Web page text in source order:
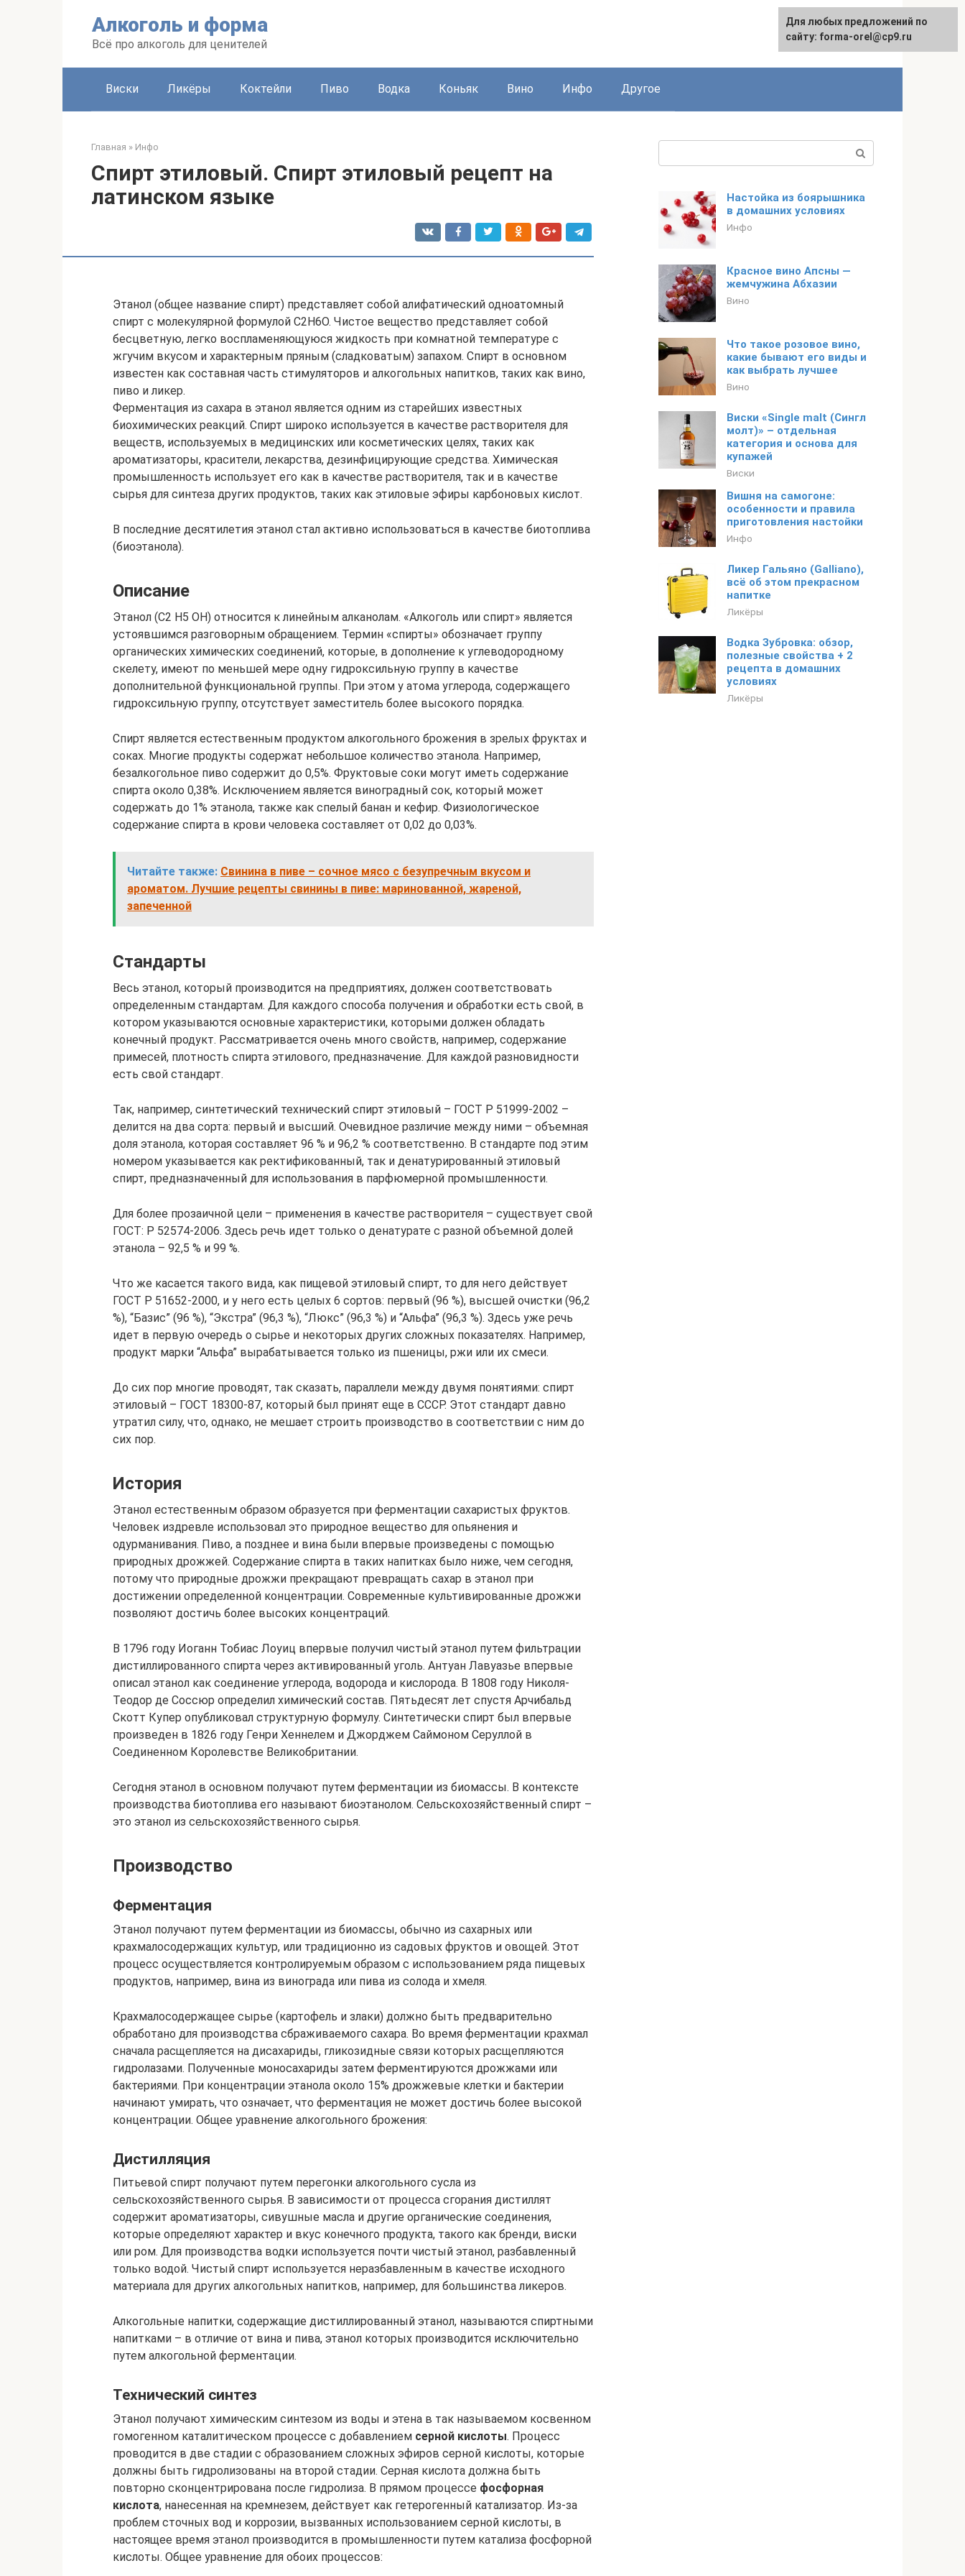
Алкоголь и форма
Всё про алкоголь для ценителей
Виски Ликёры Коктейли Пиво Водка Коньяк Вино Инфо Другое
Главная » Инфо
Спирт этиловый. Спирт этиловый рецепт на
латинском языке
Этанол (общее название спирт) представляет собой алифатический одноатомный
спирт с молекулярной формулой C2H6O. Чистое вещество представляет собой
бесцветную, легко воспламеняющуюся жидкость при комнатной температуре с
жгучим вкусом и характерным пряным (сладковатым) запахом. Спирт в основном
известен как составная часть стимуляторов и алкогольных напитков, таких как вино,
пиво и ликер.
Ферментация из сахара в этанол является одним из старейших известных
биохимических реакций. Спирт широко используется в качестве растворителя для
веществ, используемых в медицинских или косметических целях, таких как
ароматизаторы, красители, лекарства, дезинфицирующие средства. Химическая
промышленность использует его как в качестве растворителя, так и в качестве
сырья для синтеза других продуктов, таких как этиловые эфиры карбоновых кислот.
В последние десятилетия этанол стал активно использоваться в качестве биотоплива
(биоэтанола).
Описание
Этанол (C2 H5 OH) относится к линейным алканолам. «Алкоголь или спирт» является
устоявшимся разговорным обращением. Термин «спирты» обозначает группу
органических химических соединений, которые, в дополнение к углеводородному
скелету, имеют по меньшей мере одну гидроксильную группу в качестве
дополнительной функциональной группы. При этом у атома углерода, содержащего
гидроксильную группу, отсутствует заместитель более высокого порядка.
Спирт является естественным продуктом алкогольного брожения в зрелых фруктах и ​​
соках. Многие продукты содержат небольшое количество этанола. Например,
безалкогольное пиво содержит до 0,5%. Фруктовые соки могут иметь содержание
спирта около 0,38%. Исключением является виноградный сок, который может
содержать до 1% этанола, также как спелый банан и кефир. Физиологическое
содержание спирта в крови человека составляет от 0,02 до 0,03%.
Читайте также: Свинина в пиве – сочное мясо с безупречным вкусом и
ароматом. Лучшие рецепты свинины в пиве: маринованной, жареной,
запеченной
Стандарты
Весь этанол, который производится на предприятиях, должен соответствовать
определенным стандартам. Для каждого способа получения и обработки есть свой, в
котором указываются основные характеристики, которыми должен обладать
конечный продукт. Рассматривается очень много свойств, например, содержание
примесей, плотность спирта этилового, предназначение. Для каждой разновидности
есть свой стандарт.
Так, например, синтетический технический спирт этиловый – ГОСТ Р 51999-2002 –
делится на два сорта: первый и высший. Очевидное различие между ними – объемная
доля этанола, которая составляет 96 % и 96,2 % соответственно. В стандарте под этим
номером указывается как ректификованный, так и денатурированный этиловый
спирт, предназначенный для использования в парфюмерной промышленности.
Для более прозаичной цели – применения в качестве растворителя – существует свой
ГОСТ: Р 52574-2006. Здесь речь идет только о денатурате с разной объемной долей
этанола – 92,5 % и 99 %.
Что же касается такого вида, как пищевой этиловый спирт, то для него действует
ГОСТ Р 51652-2000, и у него есть целых 6 сортов: первый (96 %), высшей очистки (96,2
%), “Базис” (96 %), “Экстра” (96,3 %), “Люкс” (96,3 %) и “Альфа” (96,3 %). Здесь уже речь
идет в первую очередь о сырье и некоторых других сложных показателях. Например,
продукт марки “Альфа” вырабатывается только из пшеницы, ржи или их смеси.
До сих пор многие проводят, так сказать, параллели между двумя понятиями: спирт
этиловый – ГОСТ 18300-87, который был принят еще в СССР. Этот стандарт давно
утратил силу, что, однако, не мешает строить производство в соответствии с ним до
сих пор.
История
Этанол естественным образом образуется при ферментации сахаристых фруктов.
Человек издревле использовал это природное вещество для опьянения и
одурманивания. Пиво, а позднее и вина были впервые произведены с помощью
природных дрожжей. Содержание спирта в таких напитках было ниже, чем сегодня,
потому что природные дрожжи прекращают превращать сахар в этанол при
достижении определенной концентрации. Современные культивированные дрожжи
позволяют достичь более высоких концентраций.
В 1796 году Иоганн Тобиас Лоуиц впервые получил чистый этанол путем фильтрации
дистиллированного спирта через активированный уголь. Антуан Лавуазье впервые
описал этанол как соединение углерода, водорода и кислорода. В 1808 году Николя-
Теодор де Соссюр определил химический состав. Пятьдесят лет спустя Арчибальд
Скотт Купер опубликовал структурную формулу. Синтетически спирт был впервые
произведен в 1826 году Генри Хеннелем и Джорджем Саймоном Серуллой в
Соединенном Королевстве Великобритании.
Сегодня этанол в основном получают путем ферментации из биомассы. В контексте
производства биотоплива его называют биоэтанолом. Сельскохозяйственный спирт –
это этанол из сельскохозяйственного сырья.
Производство
Ферментация
Этанол получают путем ферментации из биомассы, обычно из сахарных или
крахмалосодержащих культур, или традиционно из садовых фруктов и овощей. Этот
процесс осуществляется контролируемым образом с использованием ряда пищевых
продуктов, например, вина из винограда или пива из солода и хмеля.
Крахмалосодержащее сырье (картофель и злаки) должно быть предварительно
обработано для производства сбраживаемого сахара. Во время ферментации крахмал
сначала расщепляется на дисахариды, гликозидные связи которых расщепляются
гидролазами. Полученные моносахариды затем ферментируются дрожжами или
бактериями. При концентрации этанола около 15% дрожжевые клетки и бактерии
начинают умирать, что означает, что ферментация не может достичь более высокой
концентрации. Общее уравнение алкогольного брожения:
Дистилляция
Питьевой спирт получают путем перегонки алкогольного сусла из
сельскохозяйственного сырья. В зависимости от процесса сгорания дистиллят
содержит ароматизаторы, сивушные масла и другие органические соединения,
которые определяют характер и вкус конечного продукта, такого как бренди, виски
или ром. Для производства водки используется почти чистый этанол, разбавленный
только водой. Чистый спирт используется неразбавленным в качестве исходного
материала для других алкогольных напитков, например, для большинства ликеров.
Алкогольные напитки, содержащие дистиллированный этанол, называются спиртными
напитками – в отличие от вина и пива, этанол которых производится исключительно
путем алкогольной ферментации.
Технический синтез
Этанол получают химическим синтезом из воды и этена в так называемом косвенном
гомогенном каталитическом процессе с добавлением серной кислоты. Процесс
проводится в две стадии с образованием сложных эфиров серной кислоты, которые
должны быть гидролизованы на второй стадии. Серная кислота должна быть
повторно сконцентрирована после гидролиза. В прямом процессе фосфорная
кислота, нанесенная на кремнезем, действует как гетерогенный катализатор. Из-за
проблем сточных вод и коррозии, вызванных использованием серной кислоты, в
настоящее время этанол производится в промышленности путем катализа фосфорной
кислоты. Общее уравнение для обоих процессов:
Настойка из боярышника
в домашних условиях
Инфо
Красное вино Апсны —
жемчужина Абхазии
Вино
Что такое розовое вино,
какие бывают его виды и
как выбрать лучшее
Вино
Виски «Single malt (Сингл
молт)» – отдельная
категория и основа для
купажей
Виски
Вишня на самогоне:
особенности и правила
приготовления настойки
Инфо
Ликер Гальяно (Galliano),
всё об этом прекрасном
напитке
Ликёры
Водка Зубровка: обзор,
полезные свойства + 2
рецепта в домашних
условиях
Ликёры
Для любых предложений по
сайту: forma-orel@cp9.ru